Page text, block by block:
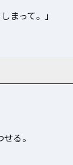
まって。」
る。